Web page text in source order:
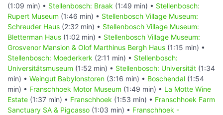
(1:09 min) • Stellenbosch: Braak (1:49 min) • Stellenbosch:
Rupert Museum (1:46 min) • Stellenbosch Village Museum:
Schreuder Haus (2:32 min) • Stellenbosch Village Museum:
Bletterman Haus (1:02 min) • Stellenbosch Village Museum:
Grosvenor Mansion & Olof Marthinus Bergh Haus (1:15 min) •
Stellenbosch: Moederkerk (2:11 min) • Stellenbosch:
Universitätsmuseum (1:52 min) • Stellenbosch: Universität (1:34
min) • Weingut Babylonstoren (3:16 min) • Boschendal (1:54
min) • Franschhoek Motor Museum (1:49 min) • La Motte Wine
Estate (1:37 min) • Franschhoek (1:53 min) • Franschhoek Farm
Sanctuary SA & Pigcasso (1:03 min) • Franschhoek -